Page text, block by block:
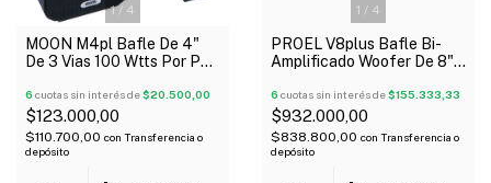
1/ 4
MOON M4pl Bafle De 4"
De 3 Vias 100 Wtts Por Par
6 cuotas sin interés de$20.500,00
$123.000,00
$110.700,00 con Transferencia o
depósito
1 / 4
PROEL V8plus Bafle Bi-
Amplificado Woofer De 8"
Oferta!
6 cuotas sin interés de$155.333,33
$932.000,00
$838.800,00 con Transferencia o
depósito